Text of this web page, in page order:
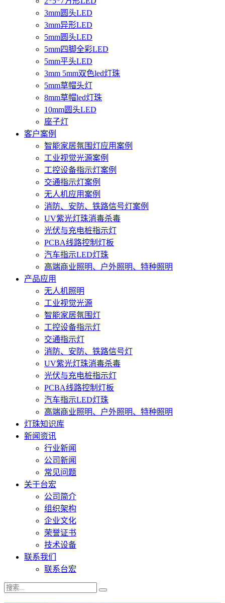
3mm圆头LED
3mm异形LED
5mm圆头LED
5mm四脚全彩LED
5mm平头LED
3mm 5mm双色led灯珠
5mm草帽头灯
8mm草帽led灯珠
10mm圆头LED
座子灯
客户案例
智能家居氛围灯应用案例
工业视觉光源案例
工控设备指示灯案例
交通指示灯案例
无人机应用案例
消防、安防、铁路信号灯案例
UV紫光灯珠消毒杀毒
光伏与充电桩指示灯
PCBA线路控制灯板
汽车指示LED灯珠
高端商业照明、户外照明、特种照明
产品应用
无人机照明
工业视觉光源
智能家居氛围灯
工控设备指示灯
交通指示灯
消防、安防、铁路信号灯
UV紫光灯珠消毒杀毒
光伏与充电桩指示灯
PCBA线路控制灯板
汽车指示LED灯珠
高端商业照明、户外照明、特种照明
灯珠知识库
新闻资讯
行业新闻
公司新闻
常见问题
关于台宏
公司简介
组织架构
企业文化
荣誉证书
技术设备
联系我们
联系台宏